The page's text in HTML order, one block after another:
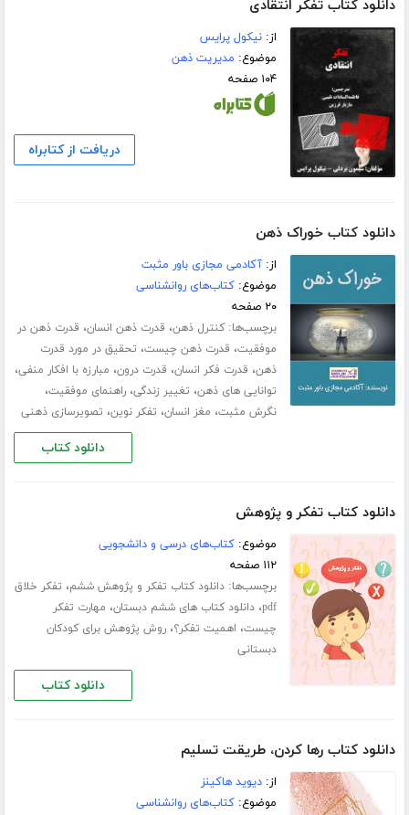
دانلود کتاب تفکر انتقادی
از:نیکول پرایس
موضوع: مدیریت ذهن
۱۰۴ صفحه
دریافت از کتابراه
دانلود کتاب خوراک ذهن
از:آکادمی مجازی باور مثبت
موضوع:کتاب‌های روانشناسی
۲۰ صفحه
برچسب‌ها:کنترل ذهن، قدرت ذهن انسان، قدرت ذهن در
موفقیت، قدرت ذهن چیست، تحقیق در مورد قدرت
ذهن، قدرت فکر انسان، قدرت درون، مبارزه با افکار منفی،
توانایی های ذهن، تغییر زندگی،راهنمای موفقیت،
نگرش مثبت، مغز انسان، تفکر نوین، تصویرسازی ذهنی
دانلود کتاب
دانلود کتاب تفکر و پژوهش
موضوع:کتاب‌های درسی و دانشجویی
۱۱۲ صفحه
برچسب‌ها:دانلود کتاب تفکر و پژوهش ششم، تفکر خلاق
pdf،دانلود کتاب های ششم دبستان، مهارت تفکر
چیست، اهمیت تفکر؟،روش پژوهش برای کودکان
دبستانی
دانلود کتاب
دانلود کتاب رها کردن، طریقت تسلیم
از:دیوید هاکینز
موضوع:کتاب‌های روانشناسی